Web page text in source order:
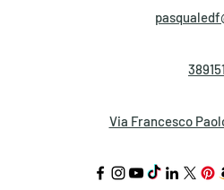
Via Francesco